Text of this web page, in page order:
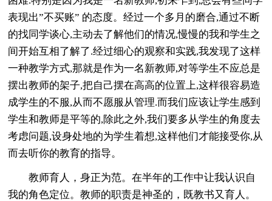
表现出”不买账” 的态度。经过一个多月的磨合,通过不断
的找同学谈心,主动去了解他们的情况,慢慢的我和学生之
间开始互相了解了.经过细心的观察和实践,我发现了这样
一种教学方式,那就是作为一名新教师,对等学生不应总是
摆出教师的架子,把自己摆在高高的位置上,这样很容易造
成学生的不服,从而不愿服从管理.而我们应该让学生感到
学生和教师是平等的,除此之外,我们要多从学生的角度去
考虑问题,设身处地的为学生着想,这样他们才能接受你,从
而去听你的教育的指导。
教师育人，身正为范。在半年的工作中让我认识自
我的角色定位。教师的职责是神圣的，既教书又育人。